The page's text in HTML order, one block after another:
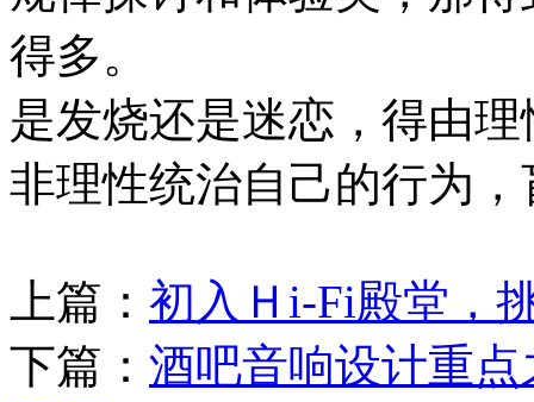
得多。
是发烧还是迷恋，得由
非理性统治自己的行为
上篇： 初入Ｈi-Fi殿堂，
下篇： 酒吧音响设计重